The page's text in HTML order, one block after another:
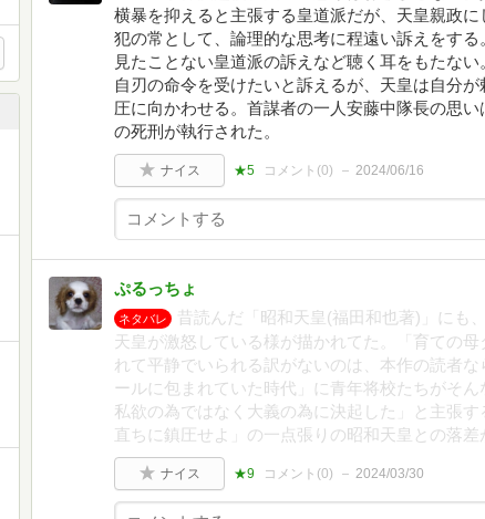
横暴を抑えると主張する皇道派だが、天皇親政
犯の常として、論理的な思考に程遠い訴えをす
見たことない皇道派の訴えなど聴く耳をもたな
自刃の命令を受けたいと訴えるが、天皇は自分
圧に向かわせる。首謀者の一人安藤中隊長の思
の死刑が執行された。
ナイス ★5 コメント(0) 2024/06/16
ぷるっちょ
ネタバレ
昔読んだ「昭和天皇(福田和也著)」にも
天皇が激怒している様が描かれてた。「育ての
れて平静でいられる訳がないのは、本作の読者
ールに包まれていた時代」に青年将校たちがそ
私欲の為ではなく大義の為に決起した」と主張
直ちに鎮圧せよ」の一点張りの昭和天皇との落差
ナイス ★9 コメント(0) 2024/03/30